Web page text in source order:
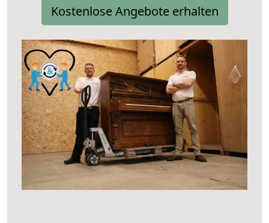
Kostenlose Angebote erhalten